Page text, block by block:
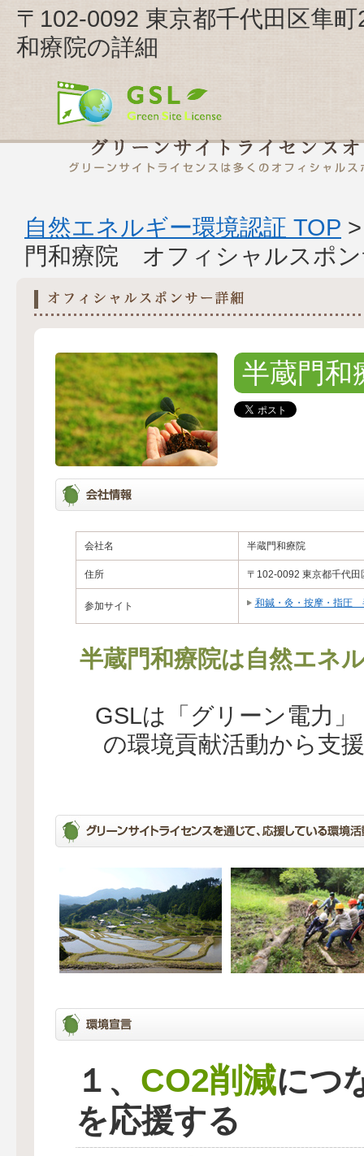
〒102-0092 東京都千代田区隼
和療院の詳細
自然エネルギー環境認証 TOP
門和療院 オフィシャルスポン
半蔵門和
会社名 半蔵門和療院
住所 〒102-0092 東京都千代
参加サイト 和鍼・灸・按摩・指圧
半蔵門和療院は自然エネ
GSLは「グリーン電力
の環境貢献活動から支
１、 CO2削減につ
を応援する